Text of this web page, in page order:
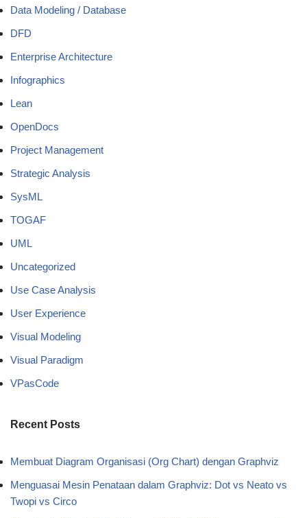
Data Modeling / Database
DFD
Enterprise Architecture
Infographics
Lean
OpenDocs
Project Management
Strategic Analysis
SysML
TOGAF
UML
Uncategorized
Use Case Analysis
User Experience
Visual Modeling
Visual Paradigm
VPasCode
Recent Posts
Membuat Diagram Organisasi (Org Chart) dengan Graphviz
Menguasai Mesin Penataan dalam Graphviz: Dot vs Neato vs
Twopi vs Circo